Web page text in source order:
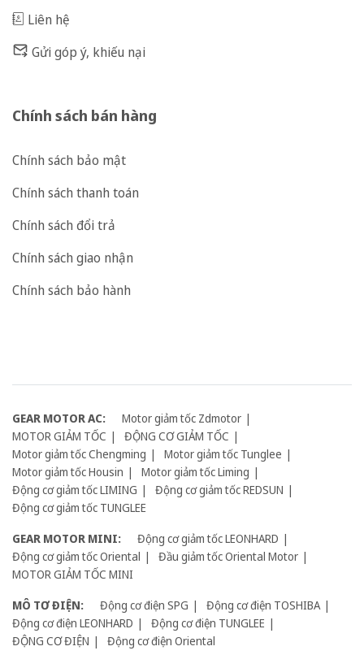
Liên hệ
Gửi góp ý, khiếu nại
Chính sách bán hàng
Chính sách bảo mật
Chính sách thanh toán
Chính sách đổi trả
Chính sách giao nhận
Chính sách bảo hành
GEAR MOTOR AC:
Motor giảm tốc Zdmotor
MOTOR GIẢM TỐC
ĐỘNG CƠ GIẢM TỐC
Motor giảm tốc Chengming
Motor giảm tốc Tunglee
Motor giảm tốc Housin
Motor giảm tốc Liming
Động cơ giảm tốc LIMING
Động cơ giảm tốc REDSUN
Động cơ giảm tốc TUNGLEE
GEAR MOTOR MINI:
Động cơ giảm tốc LEONHARD
Động cơ giảm tốc Oriental
Đầu giảm tốc Oriental Motor
MOTOR GIẢM TỐC MINI
MÔ TƠ ĐIỆN:
Động cơ điện SPG
Động cơ điện TOSHIBA
Động cơ điện LEONHARD
Động cơ điện TUNGLEE
ĐỘNG CƠ ĐIỆN
Động cơ điện Oriental